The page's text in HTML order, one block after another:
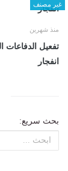
غير مصنف
منذ شهرين
تفعيل
انفجار
بحث سريع: